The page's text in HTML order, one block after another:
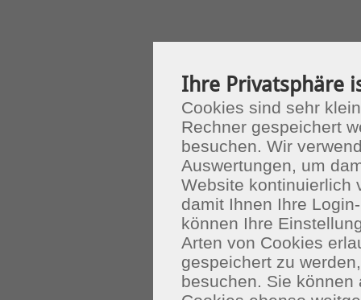
Ihre Privatsphäre
Cookies sind sehr
Rechner gespeichert
besuchen. Wir
Auswertungen, um
Website kontinuierlich
damit Ihnen Ihre
können Ihre
Arten von Cookies
gespeichert zu
besuchen. Sie